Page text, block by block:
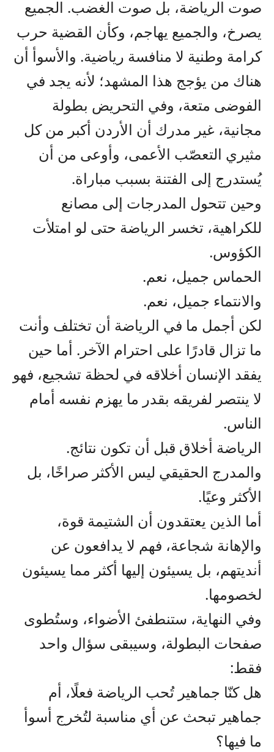
صوت الرياضة، بل صوت الغضب. الجميع
يصرخ، والجميع يهاجم، وكأن القضية حرب
كرامة وطنية لا منافسة رياضية. والأسوأ أن
هناك من يؤجج هذا المشهد؛ لأنه يجد في
الفوضى متعة، وفي التحريض بطولة
مجانية، غير مدرك أن الأردن أكبر من كل
مثيري التعصّب الأعمى، وأوعى من أن
يُستدرج إلى الفتنة بسبب مباراة.
وحين تتحول المدرجات إلى مصانع
للكراهية، تخسر الرياضة حتى لو امتلأت
الكؤوس.
الحماس جميل، نعم.
والانتماء جميل، نعم.
لكن أجمل ما في الرياضة أن تختلف وأنت
ما تزال قادرًا على احترام الآخر. أما حين
يفقد الإنسان أخلاقه في لحظة تشجيع، فهو
لا ينتصر لفريقه بقدر ما يهزم نفسه أمام
الناس.
الرياضة أخلاق قبل أن تكون نتائج.
والمدرج الحقيقي ليس الأكثر صراخًا، بل
الأكثر وعيًا.
أما الذين يعتقدون أن الشتيمة قوة،
والإهانة شجاعة، فهم لا يدافعون عن
أنديتهم، بل يسيئون إليها أكثر مما يسيئون
لخصومها.
وفي النهاية، ستنطفئ الأضواء، وستُطوى
صفحات البطولة، وسيبقى سؤال واحد
فقط:
هل كنّا جماهير تُحب الرياضة فعلًا، أم
جماهير تبحث عن أي مناسبة لتُخرج أسوأ
ما فيها؟